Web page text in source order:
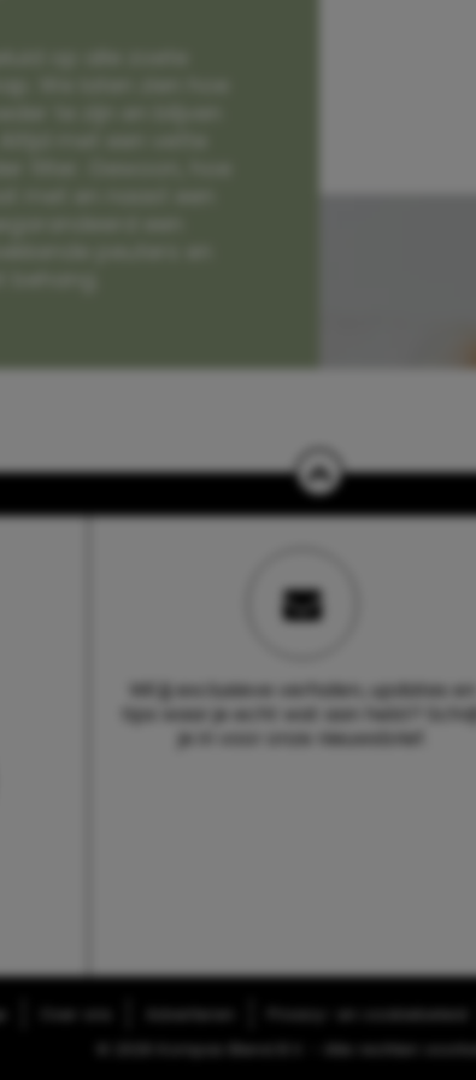
Wil jij exclusieve verhalen, updates en
tips waar je echt wat aan hebt? Schrijf
je in voor onze nieuwsbrief.